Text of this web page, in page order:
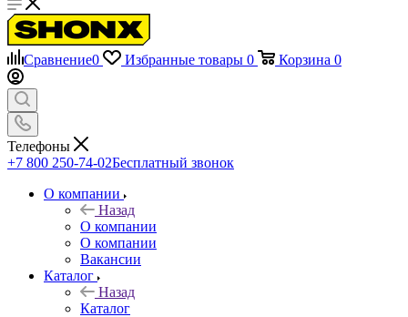
Сравнение0 Избранные товары 0 Корзина 0
Телефоны
+7 800 250-74-02Бесплатный звонок
О компании
Назад
О компании
О компании
Вакансии
Каталог
Назад
Каталог